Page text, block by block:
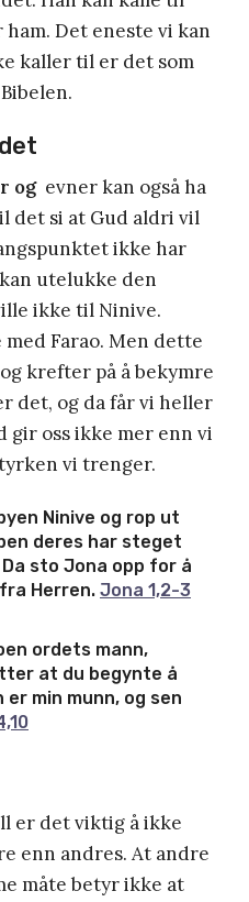
Det eneste vi kan
kaller til er det som
ogevner kan også ha
det si at Gud aldri vil
ikke har
utelukke den
ikke til Ninive.
Farao. Men dette
krefter på å bekymre
det, og da får vi heller
gir oss ikke mer enn vi
vi trenger.
Ninive og rop ut
deres har steget
sto Jona opp for å
Herren. Jona 1,2-3
ordets mann,
at du begynte å
min munn, og sen
er det viktig å ikke
enn andres. At andre
måte betyr ikke at